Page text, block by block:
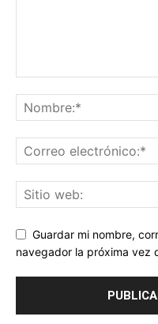
Guardar mi nombre,
navegador la próxima vez